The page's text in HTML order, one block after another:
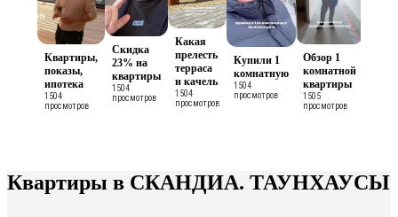
Квартиры,
показы,
ипотека
1504
просмотров
Скидка
23% на
квартиры
1504
просмотров
Какая
прелесть
терраса
и качель
1504
просмотров
Купили 1
комнатную
1504
просмотров
Обзор 1
комнатной
квартиры
1505
просмотров
Квартиры в СКАНДИА. ТАУНХАУСЫ